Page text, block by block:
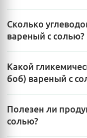
Сколько
вареный с солью?
Какой
боб) вареный с
Полезен ли
солью?